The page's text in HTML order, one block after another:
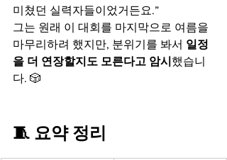
미쳤던 실력자들이었거든요.”
그는 원래 이 대회를 마지막으로 여름을
마무리하려 했지만, 분위기를 봐서 일정
을 더 연장할지도 모른다고 암시 했습니
다. 🎲
🧵 요약 정리